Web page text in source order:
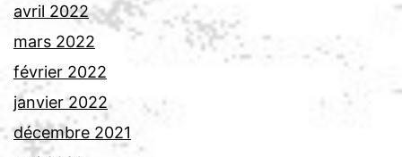
avril 2022
mars 2022
février 2022
janvier 2022
décembre 2021